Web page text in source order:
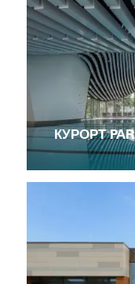
КУРОРТ